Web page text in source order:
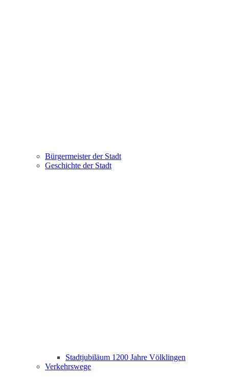
Bürgermeister der Stadt
Geschichte der Stadt
Stadtjubiläum 1200 Jahre Völklingen
Verkehrswege